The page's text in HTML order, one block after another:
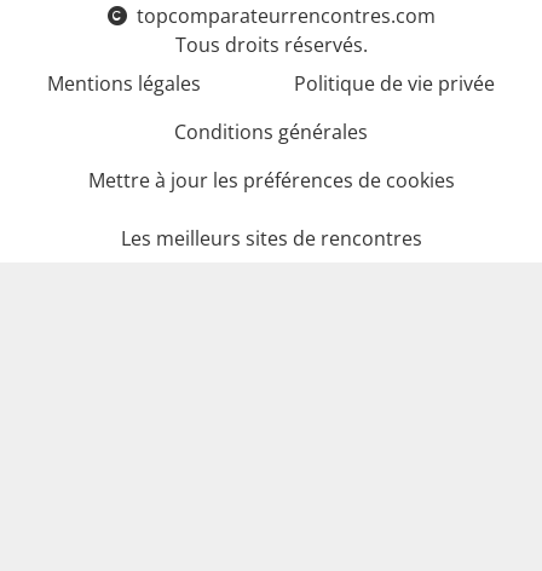
topcomparateurrencontres.com
Tous droits réservés.
Mentions légales
Politique de vie privée
Conditions générales
Mettre à jour les préférences de cookies
Les meilleurs sites de rencontres